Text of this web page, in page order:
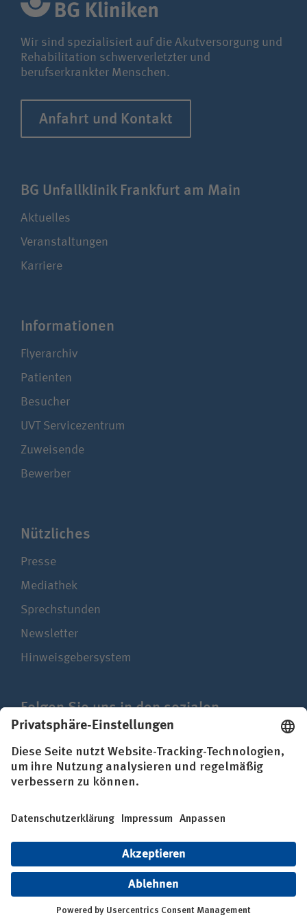
Wir sind spezialisiert auf die Akutversorgung und
Rehabilitation schwerverletzter und
berufserkrankter Menschen.
Anfahrt und Kontakt
BG Unfallklinik Frankfurt am Main
Aktuelles
Veranstaltungen
Karriere
Infor­ma­tionen
Flyerarchiv
Patienten
Besucher
UVT Service­zentrum
Zuweisende
Bewerber
Nützliches
Presse
Mediathek
Sprechstunden
Newsletter
Hinweisgebersystem
Folgen Sie uns in den sozialen
Netzwerken
Impressum
Datenschutz
Erklärung zur Barrierefreiheit
© BG Kliniken – Klinikverbund der gesetzlichen